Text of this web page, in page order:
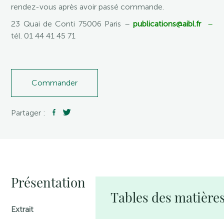
rendez-vous après avoir passé commande.
23 Quai de Conti 75006 Paris – publications@aibl.fr–
tél. 01 44 41 45 71
Commander
Partager :
Présentation
Extrait
Tables des